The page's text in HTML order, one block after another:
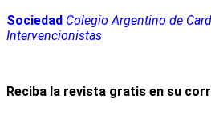
Sociedad Colegio Argentino de
Intervencionistas
Reciba la revista gratis en su